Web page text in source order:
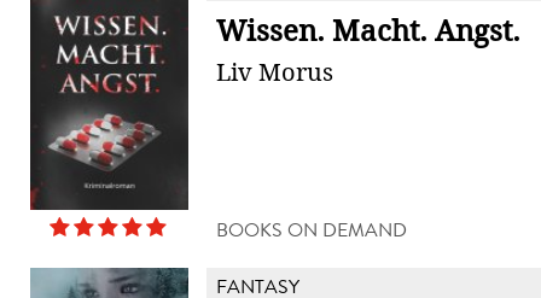
Wissen. Macht. Angst.
Liv Morus
BOOKS ON DEMAND
FANTASY